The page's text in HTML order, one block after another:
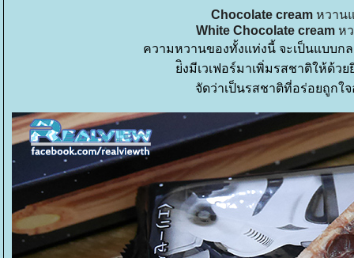
Chocolate cream หวาน
White Chocolate creamห
ความหวานของทั้งแท่งนี้ จะเป็นแบบก
งมีเวเฟอร์มาเพิ่มรสชาติให้ด้ว
จัดว่าเป็นรสชาติที่อร่อยถูกใ